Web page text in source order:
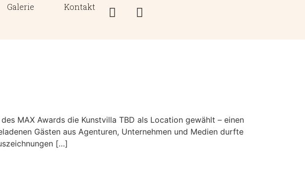
Galerie Kontakt
MAX Awards die Kunstvilla TBD als Location gewählt – einen
Gästen aus Agenturen, Unternehmen und Medien durfte
[…]